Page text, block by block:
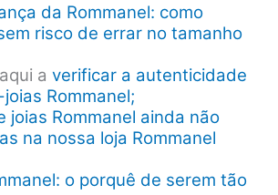
da Rommanel: como
risco de errar no tamanho
averificar a autenticidade
Rommanel;
joias Rommanel ainda não
na nossa loja Rommanel
o porquê de serem tão